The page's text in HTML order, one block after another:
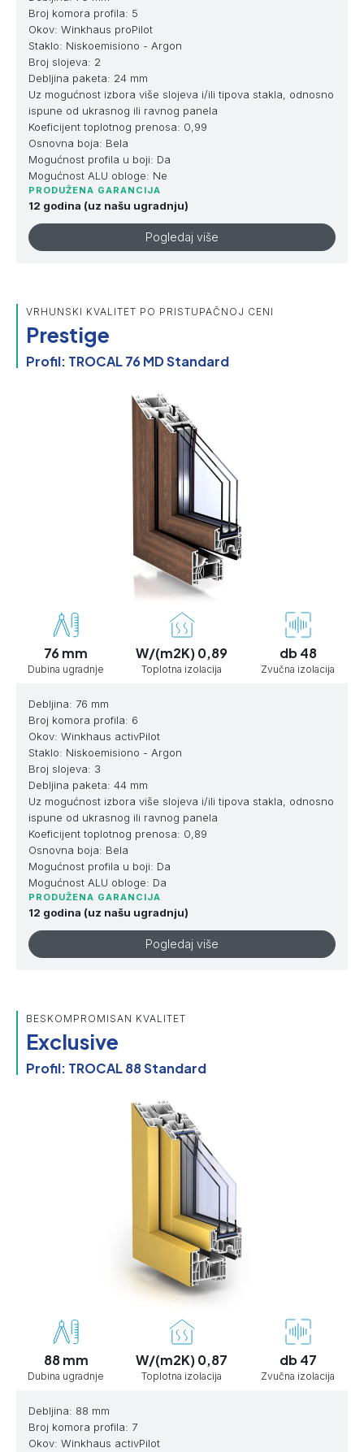
Broj komora profila: 5
Okov: Winkhaus proPilot
Staklo: Niskoemisiono - Argon
Broj slojeva: 2
Debljina paketa: 24 mm
Uz mogućnost izbora više slojeva i/ili tipova stakla, odnosno
ispune od ukrasnog ili ravnog panela
Koeficijent toplotnog prenosa: 0,99
Osnovna boja: Bela
Mogućnost profila u boji: Da
Mogućnost ALU obloge: Ne
PRODUŽENA GARANCIJA
12 godina (uz našu ugradnju)
Pogledaj više
VRHUNSKI KVALITET PO PRISTUPAČNOJ CENI
Prestige
Profil: TROCAL 76 MD Standard
76 mm
Dubina ugradnje
W/(m2K) 0,89
Toplotna izolacija
db 48
Zvučna izolacija
Debljina: 76 mm
Broj komora profila: 6
Okov: Winkhaus activPilot
Staklo: Niskoemisiono - Argon
Broj slojeva: 3
Debljina paketa: 44 mm
Uz mogućnost izbora više slojeva i/ili tipova stakla, odnosno
ispune od ukrasnog ili ravnog panela
Koeficijent toplotnog prenosa: 0,89
Osnovna boja: Bela
Mogućnost profila u boji: Da
Mogućnost ALU obloge: Da
PRODUŽENA GARANCIJA
12 godina (uz našu ugradnju)
Pogledaj više
BESKOMPROMISAN KVALITET
Exclusive
Profil: TROCAL 88 Standard
88 mm
Dubina ugradnje
W/(m2K) 0,87
Toplotna izolacija
db 47
Zvučna izolacija
Debljina: 88 mm
Broj komora profila: 7
Okov: Winkhaus activPilot